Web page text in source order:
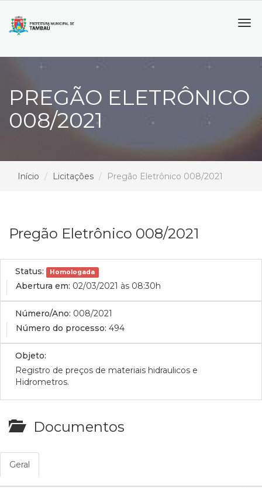
PREGÃO ELETRÔNICO
008/2021
Início Licitações Pregão Eletrônico 008/2021
Pregão Eletrônico 008/2021
Status: Homologada
Abertura em: 02/03/2021 às 08:30h
Número/Ano: 008/2021
Número do processo: 494
Objeto:
Registro de preços de materiais hidraulicos e
Hidrometros.
Documentos
Geral